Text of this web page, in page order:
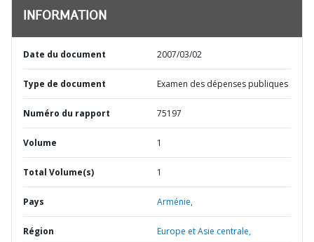
INFORMATION
Date du document 2007/03/02
Type de document Examen des dépenses publiques
Numéro du rapport 75197
Volume 1
Total Volume(s) 1
Pays Arménie,
Région Europe et Asie centrale,